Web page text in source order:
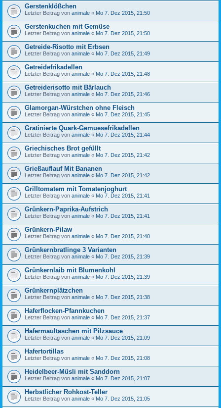
Gerstenklößchen
Letzter Beitrag von animale « Mo 7. Dez 2015, 21:50
Gerstenkuchen mit Gemüse
Letzter Beitrag von animale « Mo 7. Dez 2015, 21:50
Getreide-Risotto mit Erbsen
Letzter Beitrag von animale « Mo 7. Dez 2015, 21:49
Getreidefrikadellen
Letzter Beitrag von animale « Mo 7. Dez 2015, 21:48
Getreiderisotto mit Bärlauch
Letzter Beitrag von animale « Mo 7. Dez 2015, 21:46
Glamorgan-Würstchen ohne Fleisch
Letzter Beitrag von animale « Mo 7. Dez 2015, 21:45
Gratinierte Quark-Gemuesefrikadellen
Letzter Beitrag von animale « Mo 7. Dez 2015, 21:44
Griechisches Brot gefüllt
Letzter Beitrag von animale « Mo 7. Dez 2015, 21:42
Grießauflauf Mit Bananen
Letzter Beitrag von animale « Mo 7. Dez 2015, 21:42
Grilltomatem mit Tomatenjoghurt
Letzter Beitrag von animale « Mo 7. Dez 2015, 21:41
Grünkern-Paprika-Aufstrich
Letzter Beitrag von animale « Mo 7. Dez 2015, 21:41
Grünkern-Pilaw
Letzter Beitrag von animale « Mo 7. Dez 2015, 21:40
Grünkernbratlinge 3 Varianten
Letzter Beitrag von animale « Mo 7. Dez 2015, 21:39
Grünkernlaib mit Blumenkohl
Letzter Beitrag von animale « Mo 7. Dez 2015, 21:39
Grünkernplätzchen
Letzter Beitrag von animale « Mo 7. Dez 2015, 21:38
Haferflocken-Pfannkuchen
Letzter Beitrag von animale « Mo 7. Dez 2015, 21:37
Hafermaultaschen mit Pilzsauce
Letzter Beitrag von animale « Mo 7. Dez 2015, 21:09
Hafertortillas
Letzter Beitrag von animale « Mo 7. Dez 2015, 21:08
Heidelbeer-Müsli mit Sanddorn
Letzter Beitrag von animale « Mo 7. Dez 2015, 21:07
Herbstlicher Rohkost-Teller
Letzter Beitrag von animale « Mo 7. Dez 2015, 21:05